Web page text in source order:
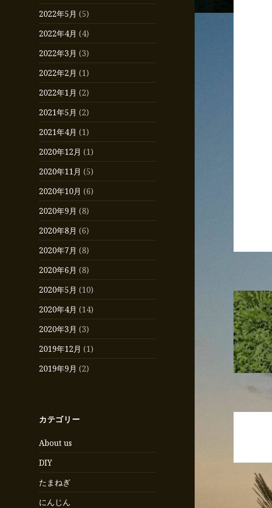
2022年5月 (5)
2022年4月 (4)
2022年3月 (3)
2022年2月 (1)
2022年1月 (2)
2021年5月 (2)
2021年4月 (1)
2020年12月 (1)
2020年11月 (5)
2020年10月 (6)
2020年9月 (8)
2020年8月 (6)
2020年7月 (8)
2020年6月 (8)
2020年5月 (10)
2020年4月 (14)
2020年3月 (3)
2019年12月 (1)
2019年9月 (2)
カテゴリー
About us
DIY
たまねぎ
にんじん
投
稿
ナ
ビ
ゲ
ー